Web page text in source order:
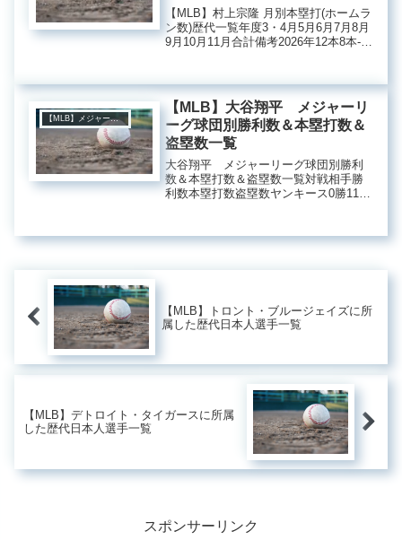
【MLB】村上宗隆 月別本塁打(ホームラ
ン数)歴代一覧年度3・4月5月6月7月8月
9月10月11月合計備考2026年12本8本‐本
【MLB】メジャーリーグ
【MLB】大谷翔平 メジャーリ
ーグ球団別勝利数＆本塁打数＆
盗塁数一覧
大谷翔平 メジャーリーグ球団別勝利
数＆本塁打数＆盗塁数一覧対戦相手勝
利数本塁打数盗塁数ヤンキース0勝11本
ルージェイズ2勝12本塁打4盗塁レイズ2
【MLB】トロント・ブルージェイズに所
属した歴代日本人選手一覧
【MLB】デトロイト・タイガースに所属
した歴代日本人選手一覧
スポンサーリンク